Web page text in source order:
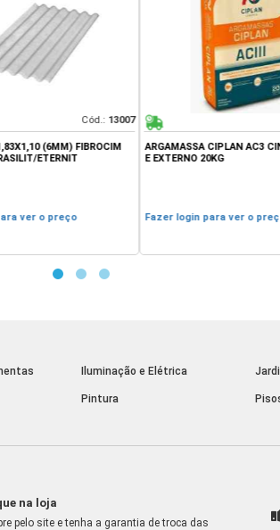
Cód.:25439
CIPLAN AC3 CINZA INTERNO
20KG
login para ver o preço
SOLVENTE
Fazer login para
Iluminação e Elétrica
Pintura
na loja
pelo site e tenha a garantia de troca das